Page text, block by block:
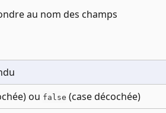
au nom des champs
ou false (case décochée)